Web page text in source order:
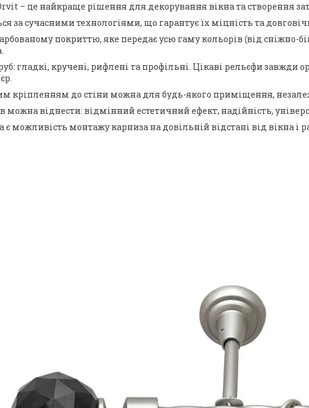
– це найкраще рішення для декорування вікна та створення
за сучасними технологіями, що гарантує їх міцність та
покриттю, яке передає усю гаму кольорів (від сніжно-
гладкі, кручені, рифлені та профільні. Цікаві рельєфи
кріпленням до стіни можна для будь-якого приміщення,
можна віднести: відмінний естетичний ефект, надійність,
можливість монтажу карниза на довільній відстані від вікна і